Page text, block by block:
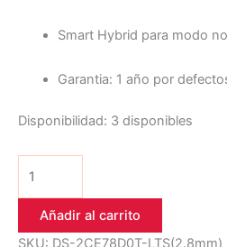
Smart Hybrid para modo
Garantia: 1 año por
Disponibilidad: 3 disponibles
Añadir al carrito
SKU: DS-2CE78D0T-LTS(2.8mm)